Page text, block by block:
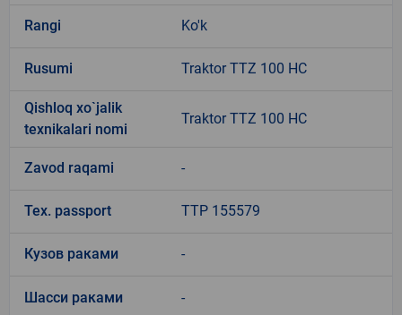
Rangi Ko'k
Rusumi Traktor TTZ 100 HC
Qishloq xo`jalik
texnikalari nomi
Traktor TTZ 100 HC
Zavod raqami -
Tex. passport TTP 155579
Кузов раками -
Шасси раками -